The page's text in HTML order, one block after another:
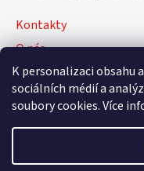
K personalizaci obsahu
sociálních médií a
soubory cookies. Více
Kontakty
O nás
Jak nakupovat
Obchodní podmínky